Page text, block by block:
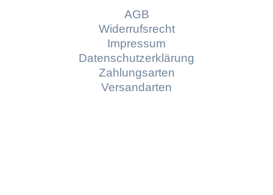
AGB
Widerrufsrecht
Impressum
Datenschutzerklärung
Zahlungsarten
Versandarten